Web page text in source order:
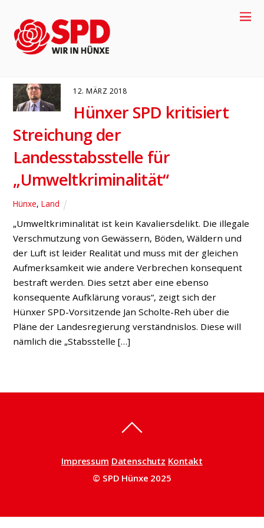
Fahndung
12. MÄRZ 2018
Hünxer SPD kritisiert
Streichung der
Landesstabsstelle für
„Umweltkriminalität“
Hünxe,Land
„Umweltkriminalität ist kein Kavaliersdelikt. Die illegale
Verschmutzung von Gewässern, Böden, Wäldern und
der Luft ist leider Realität und muss mit der gleichen
Aufmerksamkeit wie andere Verbrechen konsequent
bestraft werden. Dies setzt aber eine ebenso
konsequente Aufklärung voraus“, zeigt sich der
Hünxer SPD-Vorsitzende Jan Scholte-Reh über die
Pläne der Landesregierung verständnislos. Diese will
nämlich die „Stabsstelle […]
Impressum Datenschutz Kontakt
© SPD Hünxe 2025